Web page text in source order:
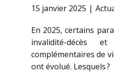
15 janvier 2025
En 2025, certains
invalidité-décès
complémentaires de
ont évolué. Lesquels ?